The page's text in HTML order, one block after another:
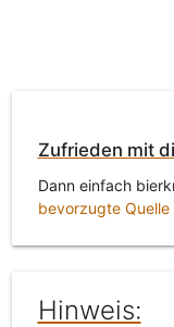
Zufrieden mit
Dann einfach
bevorzugte
Hinweis: